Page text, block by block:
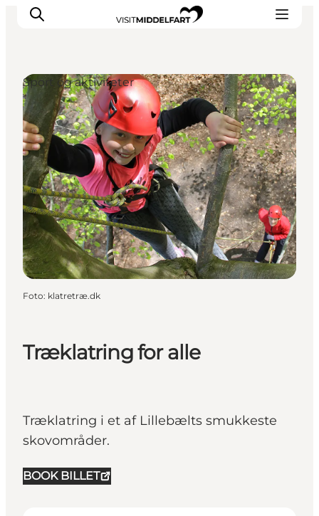
Oplevelser
Mad og drikke
Overnatning
Det Sker
Book oplevelse
Møde og Konference
Træklatring for alle
Træklatring i et af Lillebælts smukkeste
skovområder.
BOOK BILLET
Sport og aktiviteter
Foto: klatretræ.dk